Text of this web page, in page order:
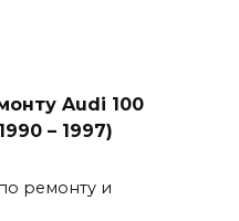
Audi 100
– 1997)
ремонту и